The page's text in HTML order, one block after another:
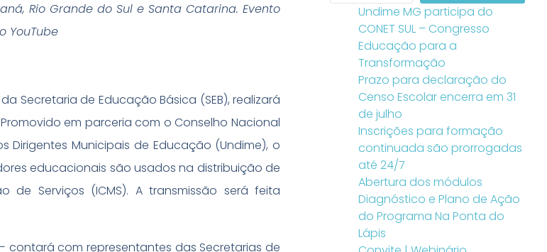
Rio Grande do Sul e Santa Catarina. Evento
YouTube
Secretaria de Educação Básica (SEB), realizará
Promovido em parceria com o Conselho Nacional
Municipais de Educação (Undime), o
educacionais são usados na distribuição de
Serviços (ICMS). A transmissão será feita
contará com representantes das Secretarias de
Undime MG participa do
CONET SUL – Congresso
Educação para a
Transformação
Prazo para declaração do
Censo Escolar encerra em 31
de julho
Inscrições para formação
continuada são prorrogadas
até 24/7
Abertura dos módulos
Diagnóstico e Plano de Ação
do Programa Na Ponta do
Lápis